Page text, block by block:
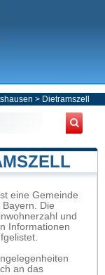
> Dietramszell
eine Gemeinde
Die
und
Informationen
an das